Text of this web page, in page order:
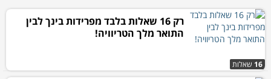
16 שאלות
רק 16 שאלות בלבד מפרידות בינך לבין
התואר מלך הטריוויה!